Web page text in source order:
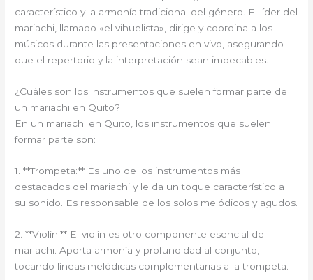
característico y la armonía tradicional del género. El líder del
mariachi, llamado «el vihuelista», dirige y coordina a los
músicos durante las presentaciones en vivo, asegurando
que el repertorio y la interpretación sean impecables.
¿Cuáles son los instrumentos que suelen formar parte de
un mariachi en Quito?
En un mariachi en Quito, los instrumentos que suelen
formar parte son:
1. **Trompeta:** Es uno de los instrumentos más
destacados del mariachi y le da un toque característico a
su sonido. Es responsable de los solos melódicos y agudos.
2. **Violín:** El violín es otro componente esencial del
mariachi. Aporta armonía y profundidad al conjunto,
tocando líneas melódicas complementarias a la trompeta.